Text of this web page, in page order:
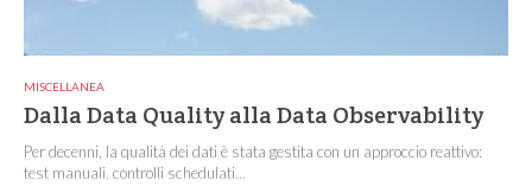
MISCELLANEA
Dalla Data Quality alla Data Observability
Per decenni, la qualità dei dati è stata gestita con un approccio reattivo:
test manuali, controlli schedulati...